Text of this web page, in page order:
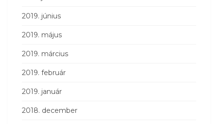
2019. június
2019. május
2019. március
2019. február
2019. január
2018. december